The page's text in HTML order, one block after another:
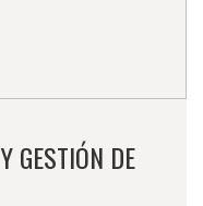
GESTIÓN DE